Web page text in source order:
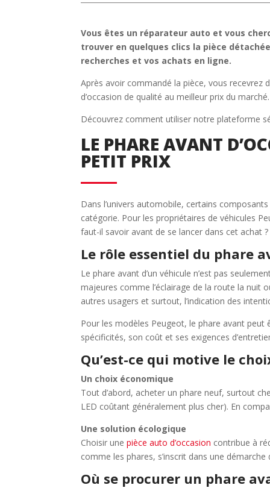
Vous êtes un réparateur auto et vous
trouver en quelques clics la pièce
recherches et vos achats en ligne.
Après avoir commandé la pièce, vous recevrez
d’occasion de qualité au meilleur prix du marché.
Découvrez comment utiliser notre plateforme
LE PHARE AVANT
PETIT PRIX
Dans l’univers automobile, certains
catégorie. Pour les propriétaires de véhicules
faut-il savoir avant de se lancer dans cet achat
Le rôle essentiel du phare
Le phare avant d’un véhicule n’est pas
majeures comme l’éclairage de la route la nuit
autres usagers et surtout, l’indication des
Pour les modèles Peugeot, le phare avant peut
spécificités, son coût et ses exigences
Qu’est-ce qui motive le
Un choix économique
Tout d’abord, acheter un phare neuf, surtout
LED coûtant généralement plus cher). En
Une solution écologique
Choisir unepièce auto d’occasion contribue à
comme les phares, s’inscrit dans une
Où se procurer un phare